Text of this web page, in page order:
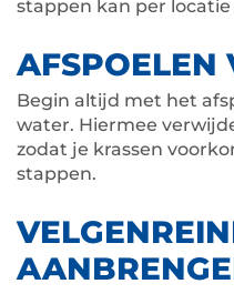
stappen kan per locatie
AFSPOELEN
Begin altijd met het
water. Hiermee
zodat je krassen
stappen.